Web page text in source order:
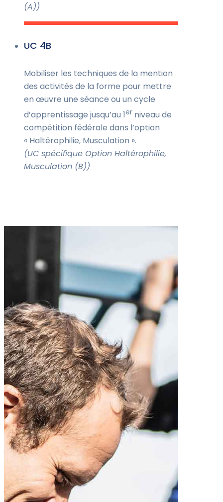
(A))
UC 4B
Mobiliser les techniques de la mention
des activités de la forme pour mettre
en œuvre une séance ou un cycle
d’apprentissage jusqu’au 1er niveau de
compétition fédérale dans l’option
« Haltérophilie, Musculation ».
(UC spécifique Option Haltérophilie,
Musculation (B))